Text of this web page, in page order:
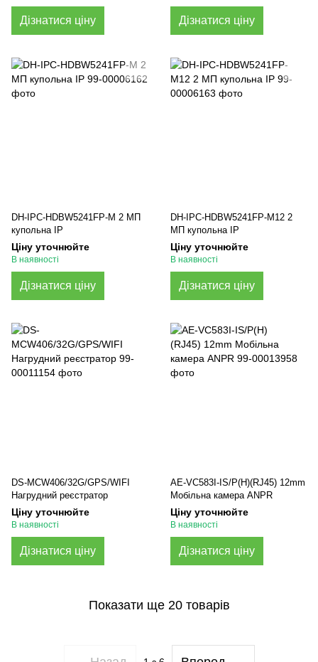
Дізнатися ціну Дізнатися ціну
DH-IPC-HDBW5241FP-M 2 МП
купольна IP
Ціну уточнюйте
В наявності
Дізнатися ціну
DH-IPC-HDBW5241FP-M12 2
МП купольна IP
Ціну уточнюйте
В наявності
Дізнатися ціну
DS-MCW406/32G/GPS/WIFI
Нагрудний реєстратор
Ціну уточнюйте
В наявності
Дізнатися ціну
AE-VC583I-IS/P(H)(RJ45) 12mm
Мобільна камера ANPR
Ціну уточнюйте
В наявності
Дізнатися ціну
Показати ще 20 товарів